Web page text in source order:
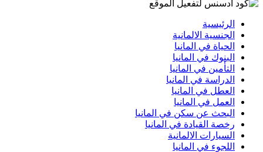
الرئيسية
الجنسية الالمانية
الحياة في المانيا
البنوك في المانيا
التأمين في المانيا
الدراسة في المانيا
العطل في المانيا
العمل في المانيا
البحث عن سكن في المانيا
رخصة القيادة في المانيا
السيارات الالمانية
اللجوء في المانيا